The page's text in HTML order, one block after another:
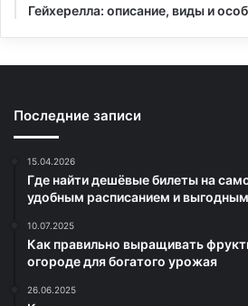
Гейхерелла: описание, виды и
Последние записи
15.04.2026
Где найти дешёвые билеты на
удобным расписанием и
10.07.2025
Как правильно выращивать
огороде для богатого урожая
26.06.2025